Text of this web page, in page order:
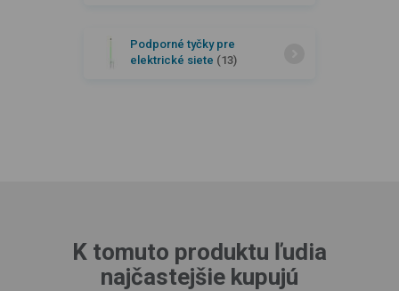
Podporné tyčky pre
elektrické siete (13)
K tomuto produktu ľudia
najčastejšie kupujú